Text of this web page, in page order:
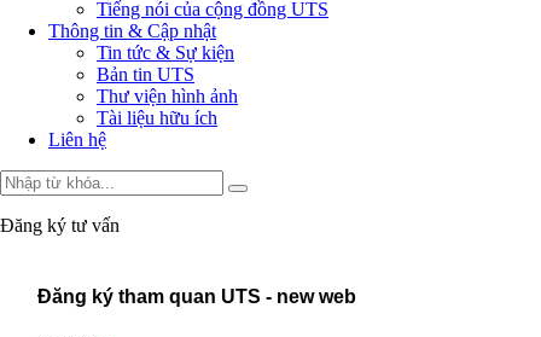
Tiếng nói của cộng đồng UTS
Thông tin & Cập nhật
Tin tức & Sự kiện
Bản tin UTS
Thư viện hình ảnh
Tài liệu hữu ích
Liên hệ
Đăng ký tư vấn
Đăng ký tham quan UTS - new web